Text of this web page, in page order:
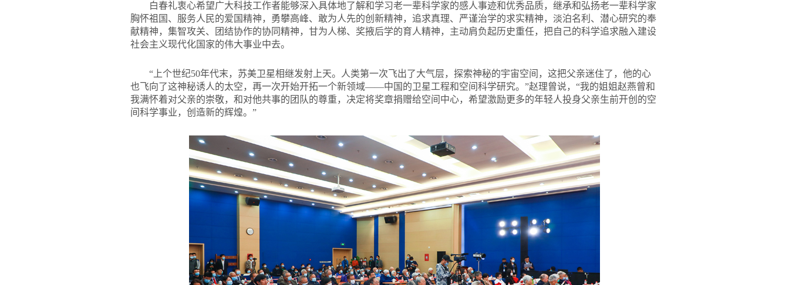
白春礼衷心希望广大科技工作者能够深入具体地了解和学习老一辈科学家的感人事迹和优秀品质，继承和弘扬老一辈科学家
胸怀祖国、服务人民的爱国精神，勇攀高峰、敢为人先的创新精神，追求真理、严谨治学的求实精神，淡泊名利、潜心研究的奉
献精神，集智攻关、团结协作的协同精神，甘为人梯、奖掖后学的育人精神，主动肩负起历史重任，把自己的科学追求融入建设
社会主义现代化国家的伟大事业中去。
“上个世纪50年代末，苏美卫星相继发射上天。人类第一次飞出了大气层，探索神秘的宇宙空间，这把父亲迷住了，他的心
也飞向了这神秘诱人的太空，再一次开始开拓一个新领域——中国的卫星工程和空间科学研究。”赵理曾说，“我的姐姐赵燕曾和
我满怀着对父亲的崇敬，和对他共事的团队的尊重，决定将奖章捐赠给空间中心，希望激励更多的年轻人投身父亲生前开创的空
间科学事业，创造新的辉煌。”